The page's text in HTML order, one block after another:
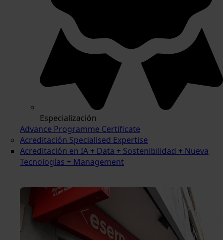
Especialización
Advance Programme Certificate
Acreditación Specialised Expertise
Acreditación en IA + Data + Sostenibilidad + Nueva
Tecnologías + Management